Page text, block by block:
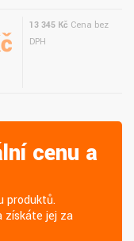
13 345 Kč Cena bez
DPH
cenu a
produktů.
získáte jej za